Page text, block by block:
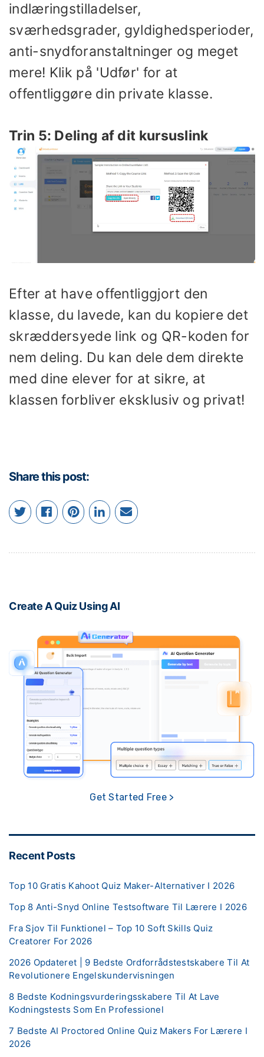
indlæringstilladelser,
sværhedsgrader, gyldighedsperioder,
anti-snydforanstaltninger og meget
mere! Klik på 'Udfør' for at
offentliggøre din private klasse.
Trin 5: Deling af dit kursuslink
Efter at have offentliggjort den
klasse, du lavede, kan du kopiere det
skræddersyede link og QR-koden for
nem deling. Du kan dele dem direkte
med dine elever for at sikre, at
klassen forbliver eksklusiv og privat!
Share this post:
Create A Quiz Using AI
Get Started Free >
Recent Posts
Top 10 Gratis Kahoot Quiz Maker-Alternativer I 2026
Top 8 Anti-Snyd Online Testsoftware Til Lærere I 2026
Fra Sjov Til Funktionel – Top 10 Soft Skills Quiz
Creatorer For 2026
2026 Opdateret | 9 Bedste Ordforrådstestskabere Til At
Revolutionere Engelskundervisningen
8 Bedste Kodningsvurderingsskabere Til At Lave
Kodningstests Som En Professionel
7 Bedste AI Proctored Online Quiz Makers For Lærere I
2026